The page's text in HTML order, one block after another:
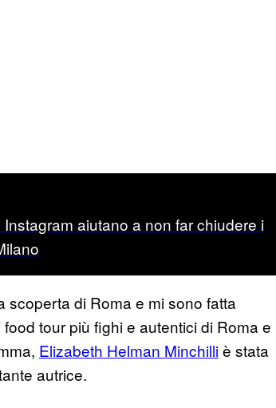
aiutano a non far chiudere i
scoperta di Roma e mi sono fatta
tour più fighi e autentici di Roma e
Elizabeth Helman Minchilliè stata
autrice.